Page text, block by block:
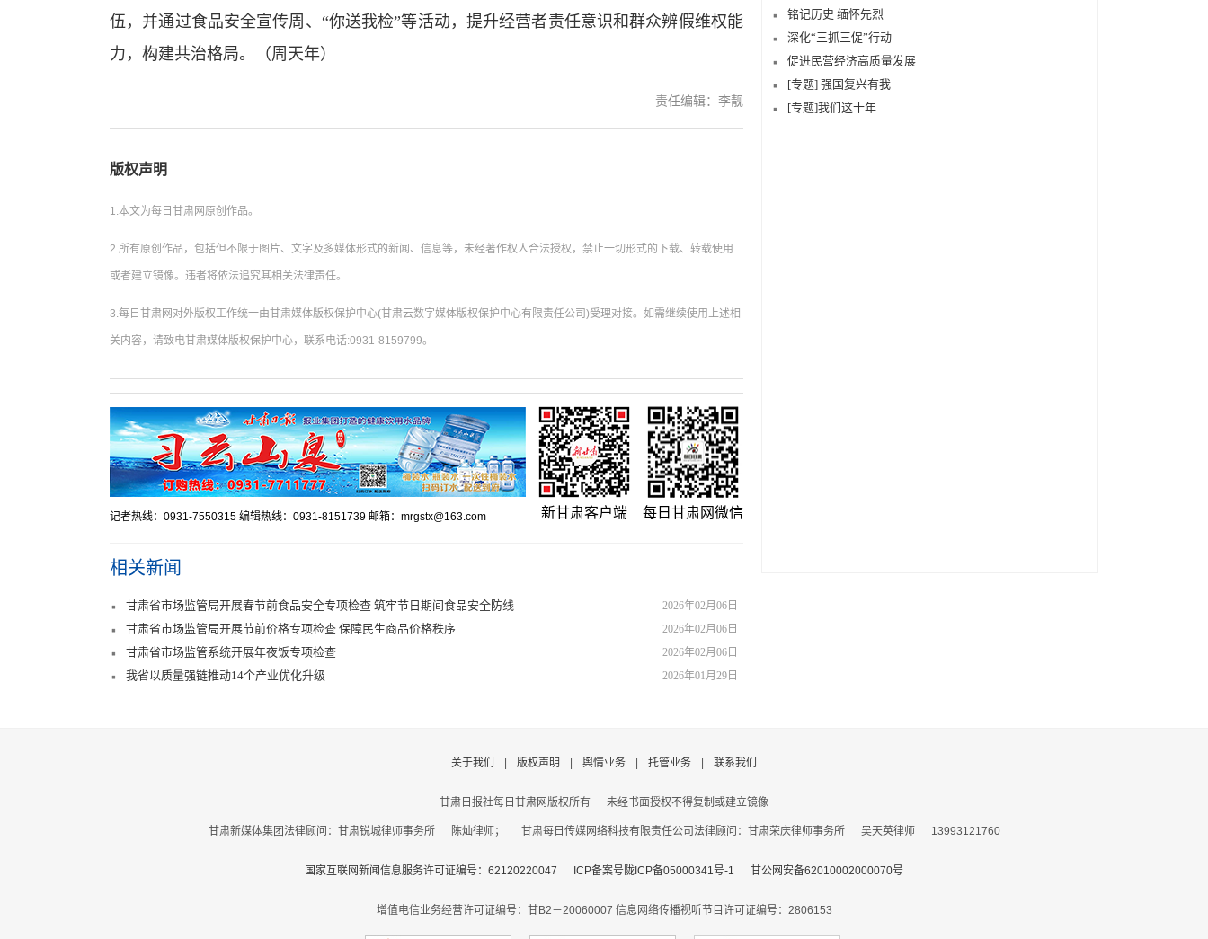
伍，并通过食品安全宣传周、“你送我检”等活动，提升经营者责任意识和群众辨假维权能
力，构建共治格局。（周天年）
责任编辑：李靓
版权声明
1.本文为每日甘肃网原创作品。
2.所有原创作品，包括但不限于图片、文字及多媒体形式的新闻、信息等，未经著作权人合法授权，禁止一切形式的下载、转载使用
或者建立镜像。违者将依法追究其相关法律责任。
3.每日甘肃网对外版权工作统一由甘肃媒体版权保护中心(甘肃云数字媒体版权保护中心有限责任公司)受理对接。如需继续使用上述相
关内容，请致电甘肃媒体版权保护中心，联系电话:0931-8159799。
记者热线：0931-7550315 编辑热线：0931-8151739 邮箱：mrgstx@163.com 新甘肃客户端 每日甘肃网微信
相关新闻
2026年02月06日
甘肃省市场监管局开展春节前食品安全专项检查 筑牢节日期间食品安全防线
2026年02月06日
甘肃省市场监管局开展节前价格专项检查 保障民生商品价格秩序
2026年02月06日
甘肃省市场监管系统开展年夜饭专项检查
2026年01月29日
我省以质量强链推动14个产业优化升级
铭记历史 缅怀先烈
深化“三抓三促”行动
促进民营经济高质量发展
[专题] 强国复兴有我
[专题]我们这十年
关于我们 版权声明 舆情业务 托管业务 联系我们
甘肃日报社每日甘肃网版权所有 未经书面授权不得复制或建立镜像
甘肃新媒体集团法律顾问：甘肃锐城律师事务所 陈灿律师； 甘肃每日传媒网络科技有限责任公司法律顾问：甘肃荣庆律师事务所 吴天英律师 13993121760
国家互联网新闻信息服务许可证编号：62120220047 ICP备案号陇ICP备05000341号-1 甘公网安备62010002000070号
增值电信业务经营许可证编号：甘B2－20060007 信息网络传播视听节目许可证编号：2806153